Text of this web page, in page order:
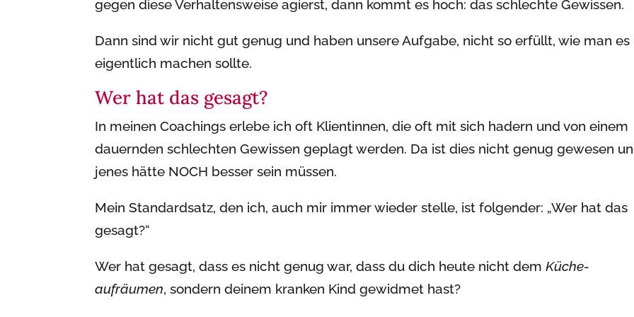
gegen diese Verhaltensweise agierst, dann kommt es hoch: das schlechte Gewissen.
Dann sind wir nicht gut genug und haben unsere Aufgabe, nicht so erfüllt, wie man es
eigentlich machen sollte.
Wer hat das gesagt?
In meinen Coachings erlebe ich oft Klientinnen, die oft mit sich hadern und von einem
dauernden schlechten Gewissen geplagt werden. Da ist dies nicht genug gewesen
jenes hätte NOCH besser sein müssen.
Mein Standardsatz, den ich, auch mir immer wieder stelle, ist folgender: „Wer hat das
gesagt?“
Wer hat gesagt, dass es nicht genug war, dass du dich heute nicht demKüche-
aufräumen, sondern deinem kranken Kind gewidmet hast?